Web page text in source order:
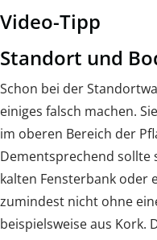
Video-Tipp
Standort und
Schon bei der
einiges falsch machen.
im oberen Bereich der
Dementsprechend sollte
kalten Fensterbank oder
zumindest nicht ohne
beispielsweise aus Kork.